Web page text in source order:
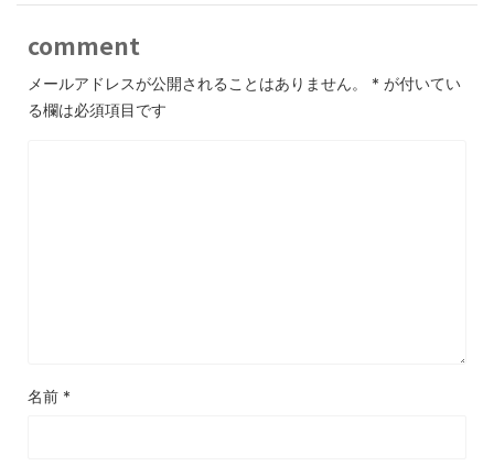
comment
メールアドレスが公開されることはありません。 * が付いてい
る欄は必須項目です
名前 *